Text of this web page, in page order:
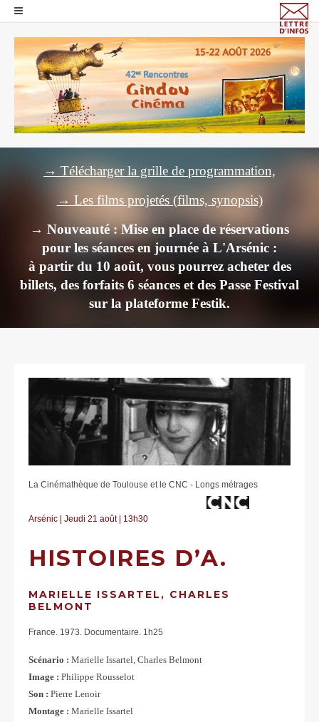
→ Télécharger la grille de programmation,
→ Les films projetés (films, synopsis)
→ Nouveauté : Mise en place de réservations
pour les séances en journée à L'Arsénic :
à partir du 10 août, vous pourrez acheter des
billets, des forfaits 6 séances et des Passe Festival
sur la plateforme Festik.
La Cinémathèque de Toulouse et le CNC - Longs métrages
Arsénic | Jeudi 21 août | 13h30
HISTOIRES D’A.
MARIELLE ISSARTEL, CHARLES
BELMONT
France. 1973. Documentaire. 1h25
Scénario : Marielle Issartel, Charles Belmont
Image : Philippe Rousselot
Son : Pierre Lenoir
Montage : Marielle Issartel